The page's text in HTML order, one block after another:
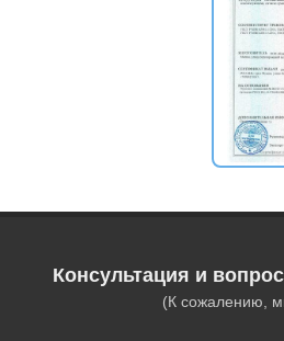
Консультация и
(К сожалению,